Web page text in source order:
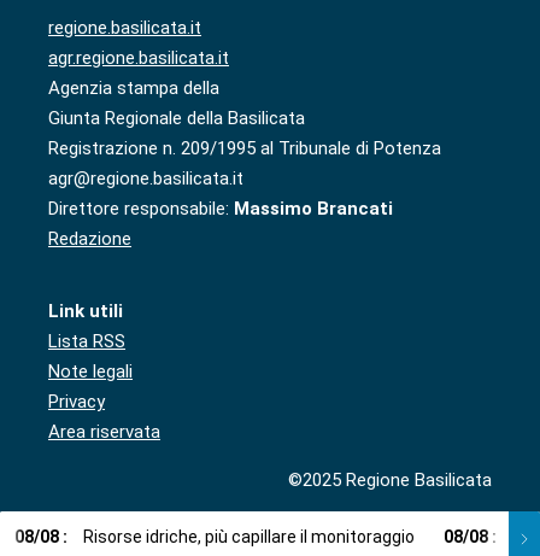
regione.basilicata.it
agr.regione.basilicata.it
Agenzia stampa della
Giunta Regionale della Basilicata
Registrazione n. 209/1995 al Tribunale di Potenza
agr@regione.basilicata.it
Direttore responsabile: Massimo Brancati
Redazione
Link utili
Lista RSS
Note legali
Privacy
Area riservata
©2025 Regione Basilicata
08/08 : Risorse idriche, più capillare il monitoraggio 08/08 :